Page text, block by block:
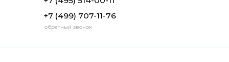
+7 (499) 707-11-76
обратный звонок